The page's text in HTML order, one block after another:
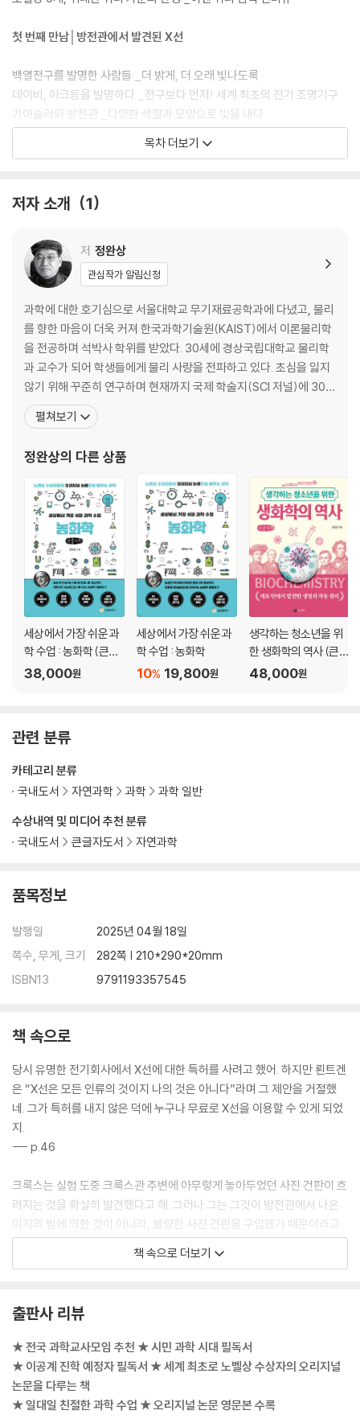
첫 번째 만남│방전관에서 발견된 X선
백열전구를 발명한 사람들 _더 밝게, 더 오래 빛나도록
데이비, 아크등을 발명하다 _전구보다 먼저! 세계 최초의 전기 조명기구
가이슬러와 방전관 _다양한 색깔과 모양으로 빛을 내다
크룩스관의 등장 _방전관 속의 빛의 정체를 찾아서
레나르트의 유리창 _음극선의 비밀을 밝혀라
X선의 정체를 밝힌 사람들 _노벨상을 놓친 불운한 천재 물리학자
두 번째 만남│전자의 발견과 전하량 측정
톰슨과 캐번디시 연구소 _실험 물리학에 대한 투자와 노벨상 수상
전자의 발견 _음극선은 왜 휘어질까?
전자의 전하량을 측정한 밀리컨 _물방울 대신 기름방울로!
세 번째 만남│20세기 최고의 여성 과학자 마리 퀴리
우라늄에서 방사선을 발견한 베크렐 _4대가 물리학자인 집안
폴란드의 마리아 스크워도프스카 _역경에도 꺾이지 않은 학업에의 열정
토륨과 방사능 _검은 광물에서 나오는 방사선
공동 연구를 시작한 퀴리 부부 _피치블렌드 광석의 수수께끼를 풀어 보자!
폴로늄의 발견 _더 강한 방사능 물질을 찾아내다
라듐의 발견 _두 번째 새로운 방사능 원소와 노벨상 수상
마리 퀴리, 노벨 화학상을 수상하다 _순수한 라듐 분리와 원자량 측정
네 번째 만남│노벨상 이후의 마리 퀴리와 방사능 연구의 영웅들
라듐의 빛과 그림자 _만병통치약에서 재앙의 시작으로
세 종류의 방사선 _러더퍼드와 가이거의 연구
마리 퀴리와 제1차 세계대전 _1그램의 라듐을 구하기 위해
주기율표의 탄생 _비슷한 성질끼리 모여라!
중성자의 발견 _당구공을 움직이려면 쌀알이 아니라 당구공이 필요해
인공 방사성 원소 _수정된 가설 그 이상의 의미
여섯 번째 만남│새로운 원소 발견과 원자핵 분열
동위원소 _같은 듯 다른 원소들
중성자 발견 후 원자핵의 연구 _원자핵의 본모습을 찾다
누락된 원소들 _주기율표의 빈칸을 채워라
제2차 세계대전과 원자폭탄 _엄청난 에너지와 괴물 같은 무기의 탄생
원자력 발전 _유용성과 위험성을 지닌 양날의 칼
On a New Kind of Rays _뢴트겐 논문 영문본
On a New Radioactive Substance Contained in Pitchblende _
퀴리 1 논문 영문본
On a New, Strongly Radioactive Substance, Contained in Pitch
blende _퀴리 2 논문 영문본
위대한 논문과의 만남을 마무리하며
노벨 화학상 수상자들을 소개합니다
목차 더보기
저자 소개 1
저 정완상
관심작가 알림신청
과학에 대한 호기심으로 서울대학교 무기재료공학과에 다녔고, 물리
를 향한 마음이 더욱 커져 한국과학기술원(KAIST)에서 이론물리학
을 전공하며 석박사 학위를 받았다. 30세에 경상국립대학교 물리학
과 교수가 되어 학생들에게 물리 사랑을 전파하고 있다. 초심을 잃지
않기 위해 꾸준히 연구하며 현재까지 국제 학술지(SCI 저널)에 300
여 편의 논문을 게재했다. 직접 만나는 학생뿐만 아니라 더 많은 학생
들에게 과학과 수학의 즐거움을 알려주고자 책을 통해 독자를 만나고
려주는 상대성 이론 이야기》를 비롯한 31권과 〈과학
펼쳐보기
정완상의 다른 상품
세상에서 가장 쉬운 과
학 수업 : 농화학 (큰글
자책)
38,000원
세상에서 가장 쉬운 과
학 수업 : 농화학
19,800원
10%
생각하는 청소년을 위
한 생화학의 역사 (큰글
자책)
48,000원
관련 분류
수상내역 및 미디어 추천 분류
국내도서
큰글자도서 자연과학
카테고리 분류
국내도서
자연과학 과학 과학 일반
품목정보
발행일
2025년 04월 18일
쪽수, 무게, 크기
282쪽 | 210*290*20mm
ISBN13
9791193357545
책 속으로
당시 유명한 전기회사에서 X선에 대한 특허를 사려고 했어. 하지만 뢴트겐
은 “X선은 모든 인류의 것이지 나의 것은 아니다”라며 그 제안을 거절했
네. 그가 특허를 내지 않은 덕에 누구나 무료로 X선을 이용할 수 있게 되었
지.
--- p.46
크룩스는 실험 도중 크룩스관 주변에 아무렇게 놓아두었던 사진 건판이 흐
려지는 것을 확실히 발견했다고 해. 그러나 그는 그것이 방전관에서 나온
미지의 빔에 의한 것이 아니라, 불량한 사진 건판을 구입했기 때문이라고
생각했네. 물리학에서는 누구나 볼 수 있는 자연 현상을 어떻게 옳게 해석
하는가가 중요해. 크룩스는 X선이 사진 건판을 흐리게 만든 것을 보고도
“뉴턴이 거인들의 어깨 위에 섰다고 표현한 것처럼 나의 연구는 아버지와
할아버지 덕택에 이루어진 것이었다.” - 베크렐
--- p.94
책 속으로 더보기
출판사 리뷰
★ 전국 과학교사모임 추천 ★ 시민 과학 시대 필독서
★ 이공계 진학 예정자 필독서 ★ 세계 최초로 노벨상 수상자의 오리지널
논문을 다루는 책
★ 일대일 친절한 과학 수업 ★ 오리지널 논문 영문본 수록